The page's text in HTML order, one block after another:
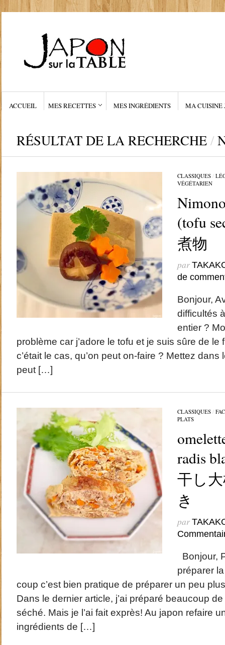
ACCUEIL MES RECETTES MES INGRÉDIENTS MA CUISINE
RÉSULTAT DE LA RECHERCHE /
CLASSIQUES/
VÉGÉTARIEN
(tofu
煮物
par
de
Bonjour,
difficultés
entier ?
problème car j’adore le tofu et je suis sûre de le
c’était le cas, qu’on peut on-faire ? Mettez
peut […]
CLASSIQUES/
PLATS
radis
干し
き
par
Bonjour,
préparer
coup c’est bien pratique de préparer un peu
Dans le dernier article, j’ai préparé beaucoup
séché. Mais je l’ai fait exprès! Au japon refaire
ingrédients de […]